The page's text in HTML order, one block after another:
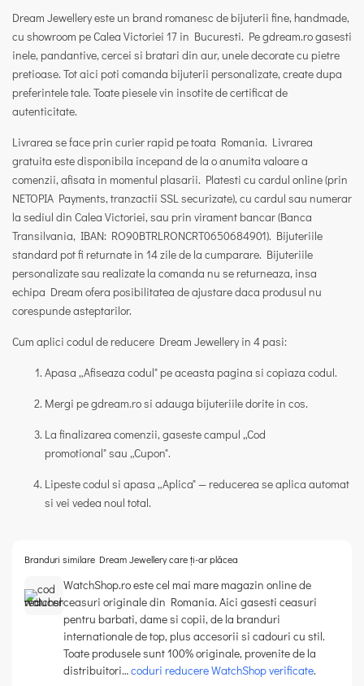
Dream Jewellery este un brand romanesc de bijuterii fine, handmade,
cu showroom pe Calea Victoriei 17 in Bucuresti. Pe gdream.ro gasesti
inele, pandantive, cercei si bratari din aur, unele decorate cu pietre
pretioase. Tot aici poti comanda bijuterii personalizate, create dupa
preferintele tale. Toate piesele vin insotite de certificat de
autenticitate.
Livrarea se face prin curier rapid pe toata Romania. Livrarea
gratuita este disponibila incepand de la o anumita valoare a
comenzii, afisata in momentul plasarii. Platesti cu cardul online (prin
NETOPIA Payments, tranzactii SSL securizate), cu cardul sau numerar
la sediul din Calea Victoriei, sau prin virament bancar (Banca
Transilvania, IBAN: RO90BTRLRONCRT0650684901). Bijuteriile
standard pot fi returnate in 14 zilede la cumparare. Bijuteriile
personalizate sau realizate la comanda nu se returneaza, insa
echipa Dream ofera posibilitatea de ajustare daca produsul nu
corespunde asteptarilor.
Cum aplici codul de reducere Dream Jewellery in 4 pasi:
Apasa „Afiseaza codul" pe aceasta pagina si copiaza codul.
Mergi pegdream.rosi adauga bijuteriile dorite in cos.
La finalizarea comenzii, gaseste campul „Cod
promotional"sau „Cupon".
Lipeste codul si apasa „Aplica"— reducerea se aplica automat
si vei vedea noul total.
Branduri similare Dream Jewellery care ți-ar plăcea
WatchShop.ro este cel mai mare magazin online de
ceasuri originale din Romania. Aici gasesti ceasuri
pentru barbati, dame si copii, de la branduri
internationale de top, plus accesorii si cadouri cu stil.
Toate produsele sunt 100% originale, provenite de la
distribuitori…coduri reducere WatchShop verificate.